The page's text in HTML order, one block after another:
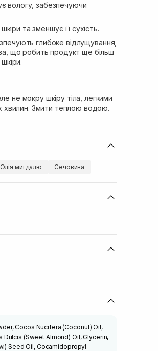
вологу, забезпечуючи
та зменшує її сухість.
глибоке відлущування,
що робить продукт ще більш
не мокру шкіру тіла, легкими
хвилин. Змити теплою водою.
Олія мигдалю Сечовина
Cocos Nucifera (Coconut) Oil,
Dulcis (Sweet Almond) Oil, Glycerin,
Seed Oil, Cocamidopropyl